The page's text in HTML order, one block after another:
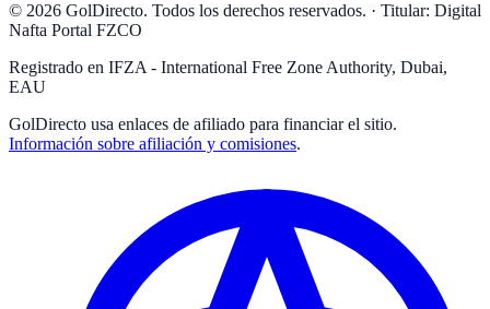
© 2026 GolDirecto. Todos los derechos reservados. · Titular: Digital
Nafta Portal FZCO
Registrado en IFZA - International Free Zone Authority, Dubai,
EAU
GolDirecto usa enlaces de afiliado para financiar el sitio.
Información sobre afiliación y comisiones.